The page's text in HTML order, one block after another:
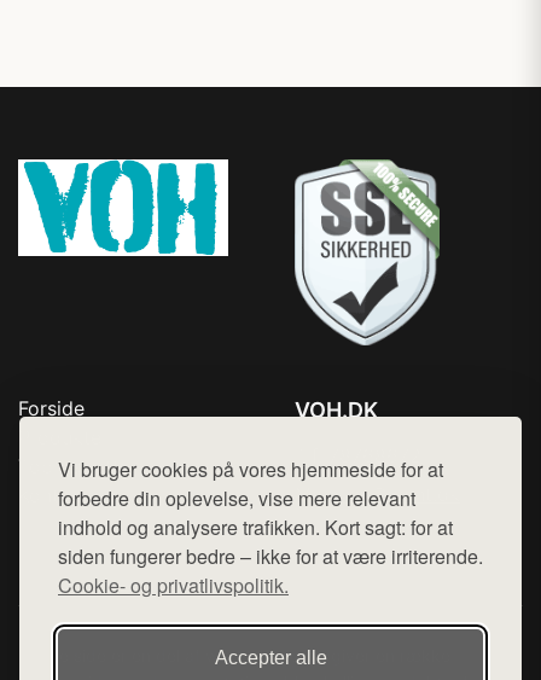
Vi bruger cookies på vores hjemmeside for at
forbedre din oplevelse, vise mere relevant
indhold og analysere trafikken. Kort sagt: for at
siden fungerer bedre – ikke for at være irriterende.
Cookie- og privatlivspolitik.
Accepter alle
Forside
Top Rabatter
Kontakt
VOH.DK
Mail: hej@want.dk
Cookie- og privatlivspolitik
Denne side er en del af want.dk, der udgiver en række